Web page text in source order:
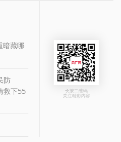
暗藏哪
防
救下55
长按二维码
关注精彩内容